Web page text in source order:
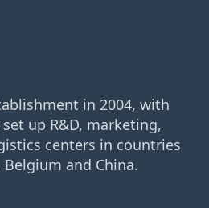
in 2004, with
up R&D, marketing,
centers in countries
and China.